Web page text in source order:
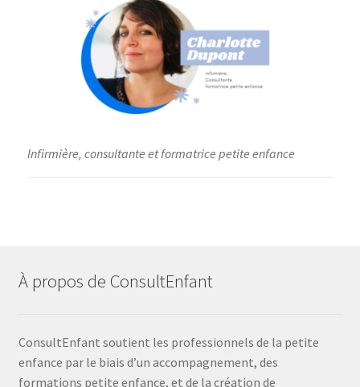
Infirmière, consultante et formatrice petite enfance
À propos de ConsultEnfant
ConsultEnfant soutient les professionnels de la petite
enfance par le biais d’un accompagnement, des
formations petite enfance, et de la création de